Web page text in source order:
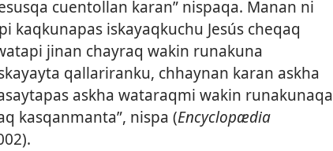
cuentollan karan” nispaqa. Manan ni
kaqkunapas iskayaqkuchu Jesús cheqaq
jinan chayraq wakin runakuna
qallariranku, chhaynan karan askha
askha wataraqmi wakin runakunaqa
kasqanmanta”, nispa (Encyclopædia